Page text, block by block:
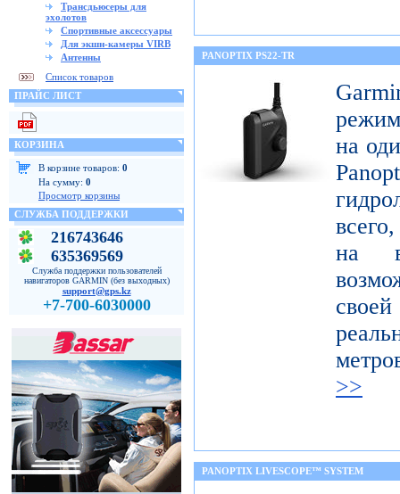
Трансдьюсеры для
эхолотов
Спортивные аксессуары
Для экшн-камеры VIRB
Антенны
Список товаров
ПРАЙС ЛИСТ
КОРЗИНА
В корзине товаров: 0
На сумму: 0
Просмотр корзины
СЛУЖБА ПОДДЕРЖКИ
216743646
635369569
Служба поддержки пользователей
навигаторов GARMIN (без выходных)
support@gps.kz
+7-700-6030000
PANOPTIX PS22-TR
на
на
>>
PANOPTIX LIVESCOPE™ SYSTEM